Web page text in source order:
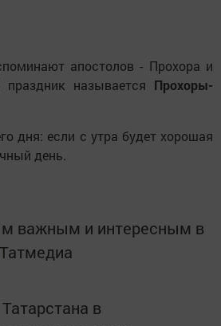
апостолов - Прохора и
называется Прохоры-
дня: если с утра будет хорошая
день.
важным и интересным в
Татмедиа
в